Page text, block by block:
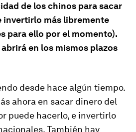
de los chinos para sacar
invertirlo más libremente
para ello por el momento).
en los mismos plazos
desde hace algún tiempo.
ahora en sacar dinero del
puede hacerlo, e invertirlo
También hay